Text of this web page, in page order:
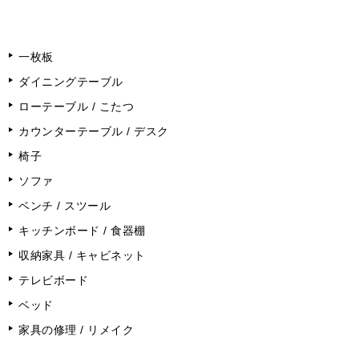
一枚板
ダイニングテーブル
ローテーブル / こたつ
カウンターテーブル / デスク
椅子
ソファ
ベンチ / スツール
キッチンボード / 食器棚
収納家具 / キャビネット
テレビボード
ベッド
家具の修理 / リメイク